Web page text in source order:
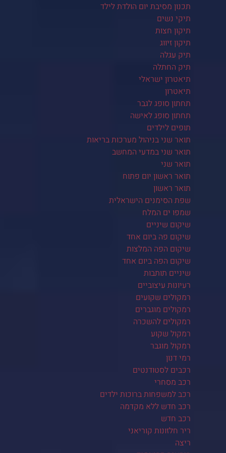
תכנון מסיבת יום הולדת לילד
תיקי נשים
תיקון חצות
תיקון זיווג
תיק עגלה
תיק החתלה
תיאטרון ישראלי
תיאטרון
תחתון סופג לגבר
תחתון סופג לאישה
תופים לילדים
תואר שני בניהול מערכות בריאות
תואר שני במדעי המחשב
תואר שני
תואר ראשון יום פתוח
תואר ראשון
שפת הסימנים הישראלית
שמפו ים המלח
שיקום שיניים
שיקום פה ביום אחד
שיקום הפה המלצות
שיקום הפה ביום אחד
שיניים תותבות
רעיונות עיצוביים
רמקולים שקועים
רמקולים מוגברים
רמקולים להשכרה
רמקול שקוע
רמקול מוגבר
רמי דנון
רכבים לסטודנטים
רכב מסחרי
רכב למשפחות ברוכות ילדים
רכב חדש ללא מקדמה
רכב חדש
ריר חלזונות קוריאני
ריצה